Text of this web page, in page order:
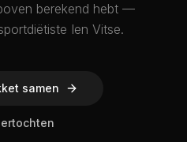
berekend hebt —
Ien Vitse.
samen